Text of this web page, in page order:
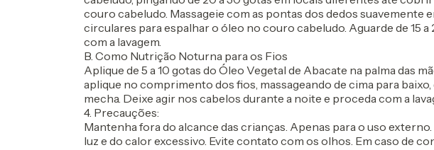
couro cabeludo. Massageie com as pontas dos dedos suavemente
circulares para espalhar o óleo no couro cabeludo. Aguarde de 15
com a lavagem.
B. Como Nutrição Noturna para os Fios
Aplique de 5 a 10 gotas do Óleo Vegetal de Abacate na palma das
aplique no comprimento dos fios, massageando de cima para
mecha. Deixe agir nos cabelos durante a noite e proceda com a
4. Precauções:
Mantenha fora do alcance das crianças. Apenas para o uso
luz e do calor excessivo. Evite contato com os olhos. Em caso de